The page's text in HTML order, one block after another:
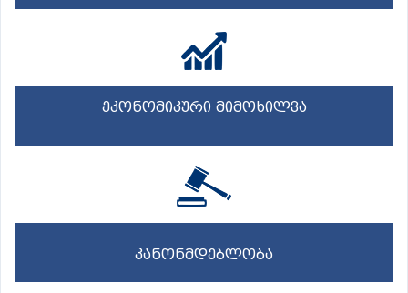
ეკონომიკური მიმოხილვა
კანონმდებლობა